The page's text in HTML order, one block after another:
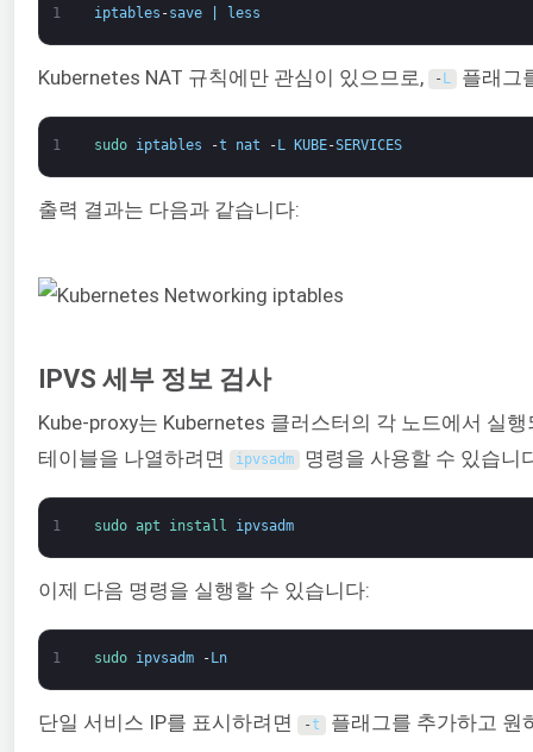
1 iptables -save less
Kubernetes NAT 규칙에만 관심이 있으므로, - L 플래그
1 sudo iptables -t nat -L KUBE-SERVICES
출력 결과는 다음과 같습니다:
IPVS 세부 정보 검사
Kube-proxy는 Kubernetes 클러스터의 각 노드에서 실
테이블을 나열하려면
ipvsadm 명령을 사용할 수 있습니
1 sudo apt install ipvsadm
이제 다음 명령을 실행할 수 있습니다:
1 sudo ipvsadm - Ln
단일 서비스 IP를 표시하려면 -t 플래그를 추가하고 원